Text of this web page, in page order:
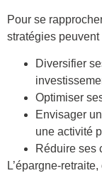
Pour se
stratégies
Diversifier
Optimiser
Envisager
une activité
Réduire ses
L’épargne-